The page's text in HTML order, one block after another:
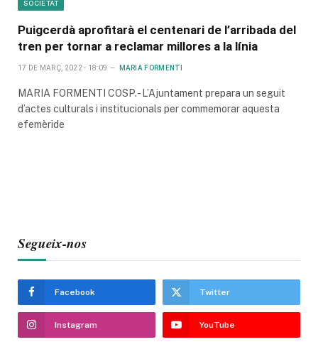
SOCIETAT
Puigcerdà aprofitarà el centenari de l’arribada del
tren per tornar a reclamar millores a la línia
17 DE MARÇ, 2022 - 18:09 MARIA FORMENTI
MARIA FORMENTI COSP.- L’Ajuntament prepara un seguit
d’actes culturals i institucionals per commemorar aquesta
efemèride
Segueix-nos
Facebook Twitter
Instagram YouTube